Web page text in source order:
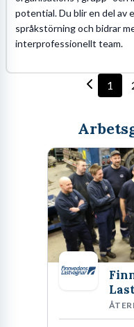
potential. Du blir en del av
språkstörning och bidrar
interprofessionellt team.
1